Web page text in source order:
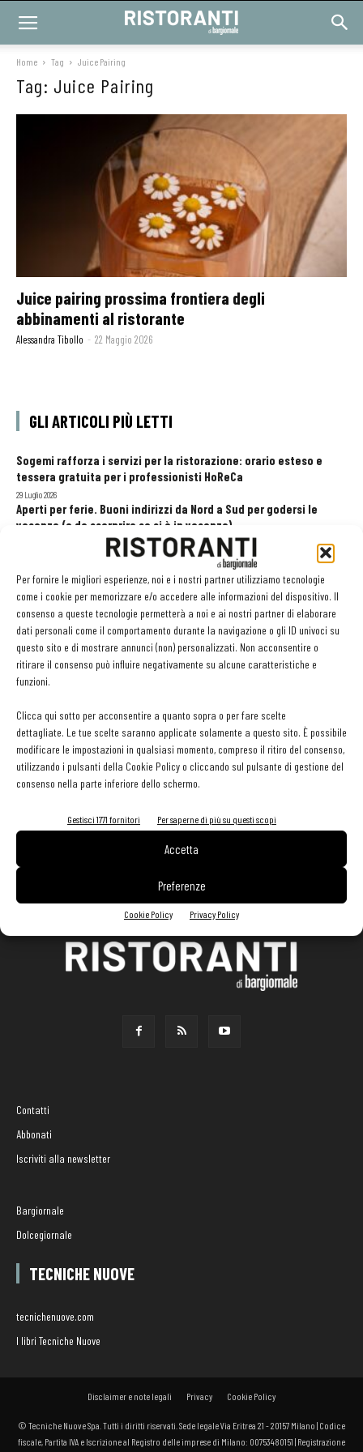
Per fornire le migliori esperienze, noi e i nostri partner utilizziamo tecnologie
come i cookie per memorizzare e/o accedere alle informazioni del dispositivo. Il
consenso a queste tecnologie permetterà a noi e ai nostri partner di elaborare
dati personali come il comportamento durante la navigazione o gli ID univoci su
questo sito e di mostrare annunci (non) personalizzati. Non acconsentire o
ritirare il consenso può influire negativamente su alcune caratteristiche e
funzioni.
Clicca qui sotto per acconsentire a quanto sopra o per fare scelte
dettagliate. Le tue scelte saranno applicate solamente a questo sito. È possibile
modificare le impostazioni in qualsiasi momento, compreso il ritiro del consenso,
utilizzando i pulsanti della Cookie Policy o cliccando sul pulsante di gestione del
consenso nella parte inferiore dello schermo.
Gestisci 1771 fornitori Per saperne di più su questi scopi
Accetta
Preferenze
Cookie Policy Privacy Policy
Home Tag Juice Pairing
Tag: Juice Pairing
Juice pairing prossima frontiera degli
abbinamenti al ristorante
Alessandra Tibollo - 22 Maggio 2026
GLI ARTICOLI PIÙ LETTI
Sogemi rafforza i servizi per la ristorazione: orario esteso e
tessera gratuita per i professionisti HoReCa
29 Luglio 2026
Aperti per ferie. Buoni indirizzi da Nord a Sud per godersi le
vacanze (o da scorprire se si è in vacanza)
Pos, compagni di gestione. Le ultime soluzioni delle aziende
8 Luglio 2026
EDICOLA WEB
Contatti
Abbonati
Iscriviti alla newsletter
Bargiornale
Dolcegiornale
TECNICHE NUOVE
tecnichenuove.com
I libri Tecniche Nuove
Disclaimer e note legali Privacy Cookie Policy
© Tecniche Nuove Spa. Tutti i diritti riservati. Sede legale Via Eritrea 21 - 20157 Milano | Codice
fiscale, Partita IVA e Iscrizione al Registro delle imprese di Milano: 00753480151 | Registrazione